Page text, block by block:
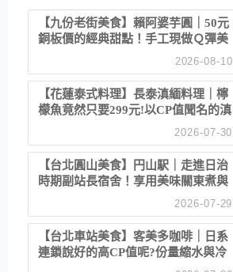
【九份老街美食】賴阿婆芋圓｜50元
銅板價的經典甜點！手工現做Ｑ彈美
2026-08-10
【花蓮泰式料理】長泰滇緬料理｜檸
檬魚竟然只要299元!以CP值聞名的滇
2026-07-30
【台北圓山美食】円山駅｜走進日治
時期副站長宿舍！享用美味關東煮與
2026-07-29
【台北車站美食】客美多咖啡｜日系
連鎖說好的高CP值呢?份量縮水與冷